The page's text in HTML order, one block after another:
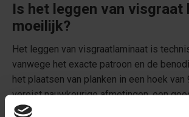
Is het leggen van visgraat
moeilijk?
Het leggen van visgraatlaminaat is
vanwege het exacte patroon en de
het plaatsen van planken in een hoek van
vereist nauwkeurige afmetingen, een
ondervloer en mogelijk gespecialiseerde